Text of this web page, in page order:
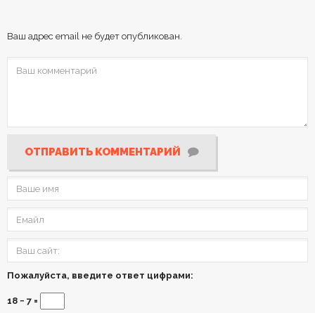
Ваш адрес email не будет опубликован.
ОТПРАВИТЬ КОММЕНТАРИЙ
Пожалуйста, введите ответ цифрами:
18 − 7 =